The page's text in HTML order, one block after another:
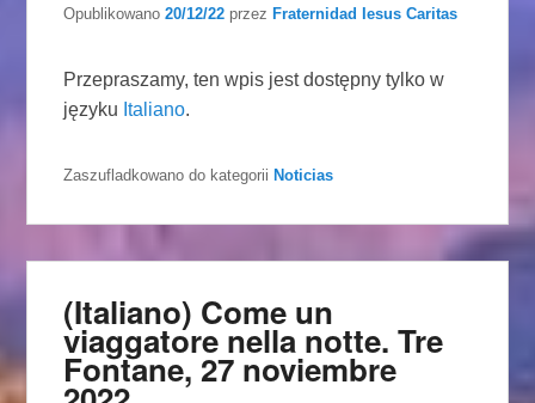
Opublikowano20/12/22 przezFraternidad Iesus Caritas
Przepraszamy, ten wpis jest dostępny tylko w
języku Italiano.
Zaszufladkowano do kategorii Noticias
(Italiano) Come un
viaggatore nella notte. Tre
Fontane, 27 noviembre